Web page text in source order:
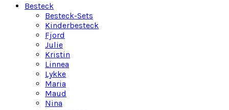
Besteck
Besteck-Sets
Kinderbesteck
Fjord
Julie
Kristin
Linnea
Lykke
Maria
Maud
Nina